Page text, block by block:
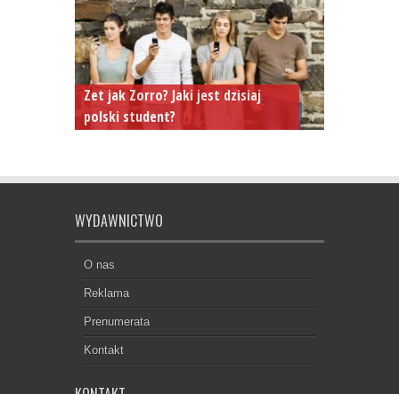
Zet jak Zorro? Jaki jest dzisiaj
polski student?
WYDAWNICTWO
O nas
Reklama
Prenumerata
Kontakt